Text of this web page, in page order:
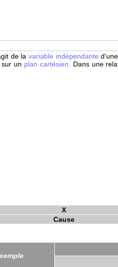
de la variable indépendante d'une
sur un plan cartésien. Dans une
X
Cause